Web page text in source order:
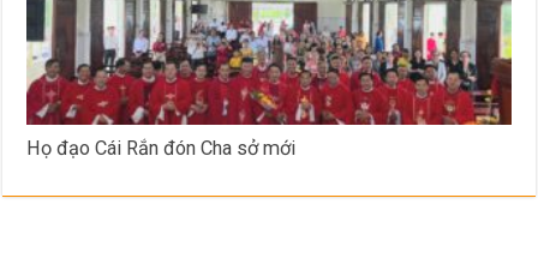
Họ đạo Cái Rắn đón Cha sở mới